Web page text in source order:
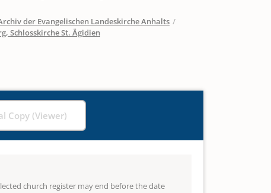
der Evangelischen Landeskirche Anhalts /
Schlosskirche St. Ägidien
Copy (Viewer)
church register may end before the date